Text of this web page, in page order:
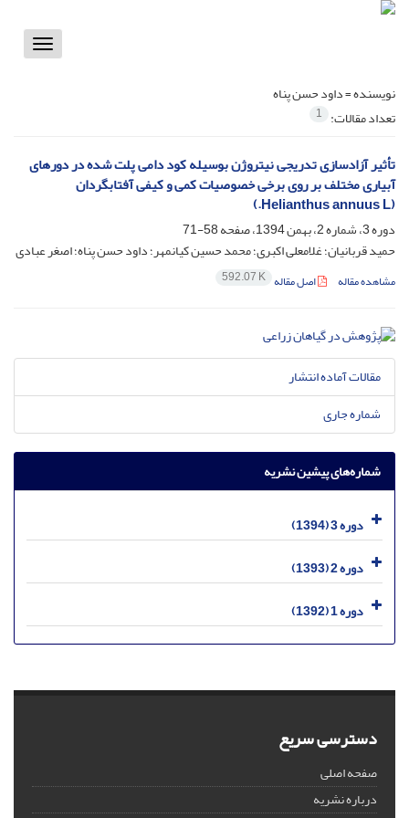
Toggle
نویسنده =داود حسن پناه
تعداد مقالات: 1
تأثیر آزادسازی تدریجی نیتروژن بوسیله کود دامی پلت شده در دورهای
آبیاری مختلف بر روی برخی خصوصیات کمی و کیفی آفتابگردان
(Helianthus annuus L.)
دوره 3، شماره 2، بهمن 1394، صفحه
58-71
حمید قربانیان؛ غلامعلی اکبری؛ محمد حسین کیانمهر؛ داود حسن پناه؛ اصغر عبادی
مشاهده مقاله اصل مقاله 592.07 K
مقالات آماده انتشار
شماره جاری
شماره‌های پیشین نشریه
دوره 3 (1394)
دوره 2 (1393)
دوره 1 (1392)
دسترسی سریع
صفحه اصلی
درباره نشریه